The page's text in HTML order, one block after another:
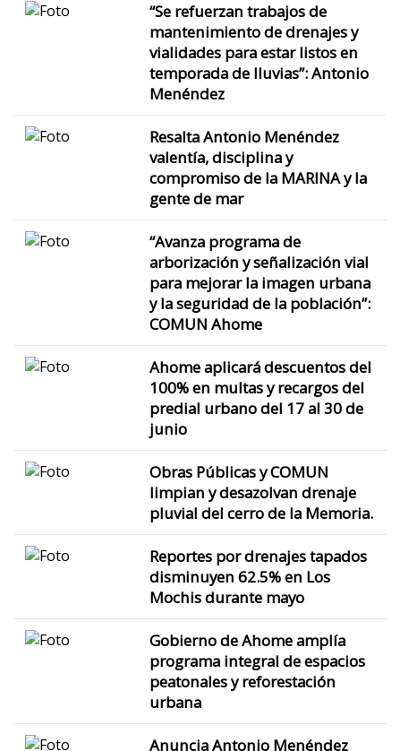
“Se refuerzan trabajos de
mantenimiento de drenajes y
vialidades para estar listos en
temporada de lluvias”: Antonio
Menéndez
Resalta Antonio Menéndez
valentía, disciplina y
compromiso de la MARINA y la
gente de mar
“Avanza programa de
arborización y señalización vial
para mejorar la imagen urbana
y la seguridad de la población”:
COMUN Ahome
Ahome aplicará descuentos del
100% en multas y recargos del
predial urbano del 17 al 30 de
junio
Obras Públicas y COMUN
limpian y desazolvan drenaje
pluvial del cerro de la Memoria.
Reportes por drenajes tapados
disminuyen 62.5% en Los
Mochis durante mayo
Gobierno de Ahome amplía
programa integral de espacios
peatonales y reforestación
urbana
Anuncia Antonio Menéndez